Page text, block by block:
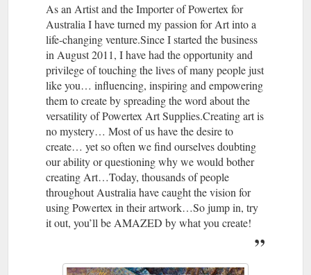
As an Artist and the Importer of Powertex for
Australia I have turned my passion for Art into a
life-changing venture.Since I started the business
in August 2011, I have had the opportunity and
privilege of touching the lives of many people just
like you… influencing, inspiring and empowering
them to create by spreading the word about the
versatility of Powertex Art Supplies.Creating art is
no mystery… Most of us have the desire to
create… yet so often we find ourselves doubting
our ability or questioning why we would bother
creating Art…Today, thousands of people
throughout Australia have caught the vision for
using Powertex in their artwork…So jump in, try
it out, you’ll be AMAZED by what you create!